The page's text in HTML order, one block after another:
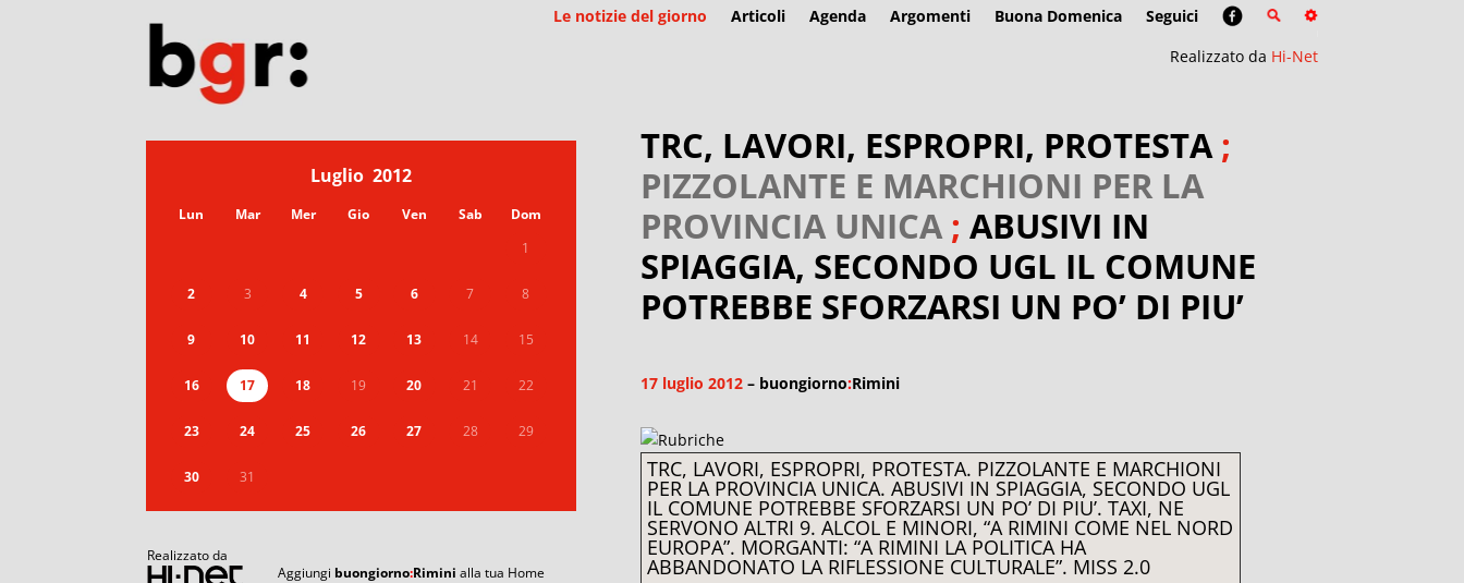
Le notizie del giorno Articoli Agenda Argomenti Buona Domenica
Seguici
Realizzato da Hi-Net
Luglio 2012
Lun Mar Mer Gio Ven Sab
Dom
1
2 3 4 5 6 7 8
9 10 11 12 13 14 15
16 17 18 19 20 21 22
23 24 25 26 27 28 29
30 31
Realizzato da
Aggiungi buongiorno:Riminialla tua Home
TRC, LAVORI, ESPROPRI, PROTESTA;
PIZZOLANTE E MARCHIONI PER LA
PROVINCIA UNICA;ABUSIVI IN
SPIAGGIA, SECONDO UGL IL COMUNE
POTREBBE SFORZARSI UN PO’ DI PIU’
17 luglio 2012 – buongiorno:Rimini
TRC, LAVORI, ESPROPRI, PROTESTA. PIZZOLANTE E MARCHIONI
PER LA PROVINCIA UNICA. ABUSIVI IN SPIAGGIA, SECONDO UGL
IL COMUNE POTREBBE SFORZARSI UN PO’ DI PIU’. TAXI, NE
SERVONO ALTRI 9. ALCOL E MINORI, “A RIMINI COME NEL NORD
EUROPA”. MORGANTI: “A RIMINI LA POLITICA HA
ABBANDONATO LA RIFLESSIONE CULTURALE”. MISS 2.0